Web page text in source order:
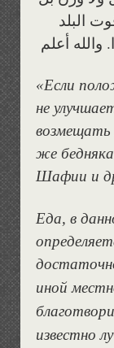
البلد
والله أعلم
«Если
не
возмещать
же
Шафии и
Еда, в
иной
известно